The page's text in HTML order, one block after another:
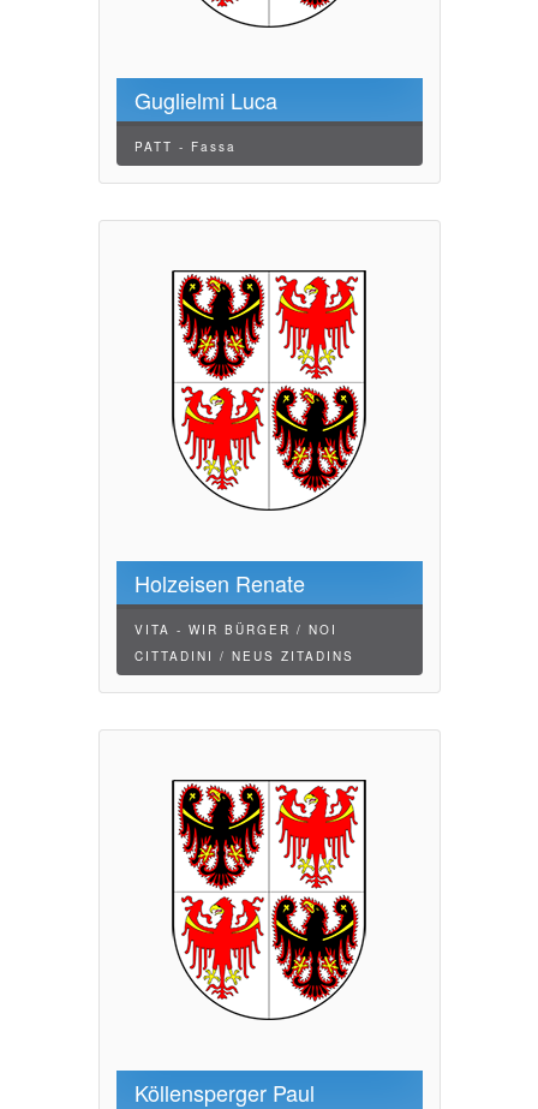
Guglielmi Luca
PATT - Fassa
Holzeisen Renate
VITA - WIR BÜRGER / NOI
CITTADINI / NEUS ZITADINS
Köllensperger Paul